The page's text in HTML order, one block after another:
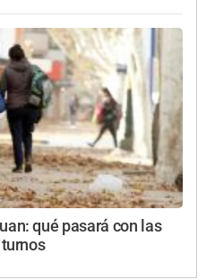
qué pasará con las